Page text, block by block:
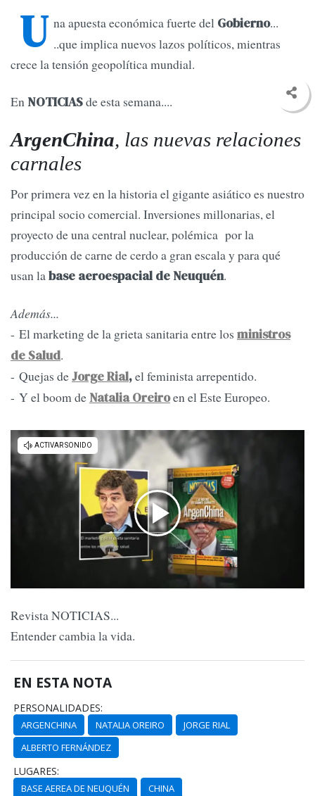
U na apuesta económica fuerte del Gobierno...
..que implica nuevos lazos políticos, mientras
crece la tensión geopolítica mundial.
EnNOTICIASde esta semana....
ArgenChina, las nuevas relaciones
carnales
Por primera vez en la historia el gigante asiático es nuestro
principal socio comercial. Inversiones millonarias, el
proyecto de una central nuclear, polémica por la
producción de carne de cerdo a gran escala y para qué
usan labase aeroespacial de Neuquén.
Además...
- El marketing de la grieta sanitaria entre los ministros
de Salud.
- Quejas deJorge Rial,el feminista arrepentido.
- Y el boom de Natalia Oreiroen el Este Europeo.
Revista NOTICIAS...
Entender cambia la vida.
EN ESTA NOTA
PERSONALIDADES:
ARGENCHINA NATALIA OREIRO
JORGE RIAL
ALBERTO FERNÁNDEZ
LUGARES:
BASE AEREA DE NEUQUÉN CHINA